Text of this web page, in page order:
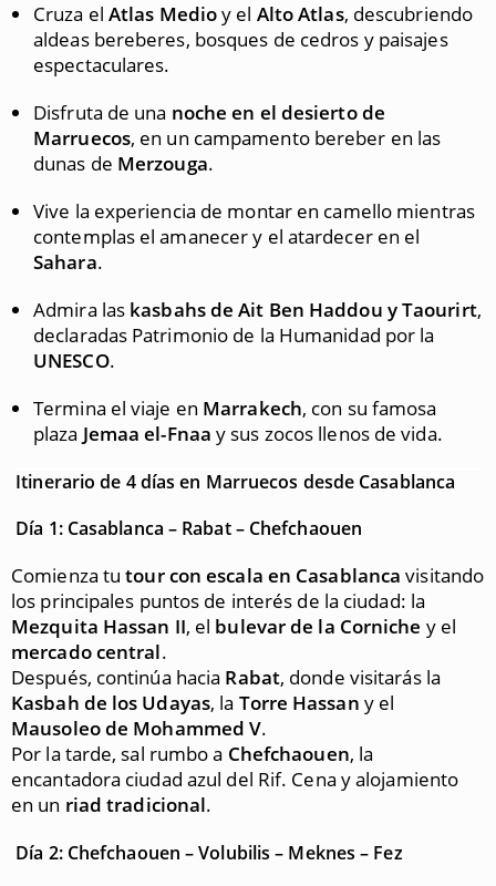
Cruza el Atlas Medioy el Alto Atlas, descubriendo
aldeas bereberes, bosques de cedros y paisajes
espectaculares.
Disfruta de una noche en el desierto de
Marruecos, en un campamento bereber en las
dunas de Merzouga.
Vive la experiencia de montar en camello mientras
contemplas el amanecer y el atardecer en el
Sahara.
Admira las kasbahs de Ait Ben Haddou y Taourirt,
declaradas Patrimonio de la Humanidad por la
UNESCO.
Termina el viaje en Marrakech, con su famosa
plaza Jemaa el-Fnaa y sus zocos llenos de vida.
Itinerario de 4 días en Marruecos desde Casablanca
Día 1: Casablanca – Rabat – Chefchaouen
Comienza tutour con escala en Casablanca visitando
los principales puntos de interés de la ciudad: la
Mezquita Hassan II, el bulevar de la Corniche y el
mercado central.
Después, continúa hacia Rabat, donde visitarás la
Kasbah de los Udayas, la Torre Hassan y el
Mausoleo de Mohammed V.
Por la tarde, sal rumbo a Chefchaouen, la
encantadora ciudad azul del Rif. Cena y alojamiento
en un riad tradicional.
Día 2: Chefchaouen – Volubilis – Meknes – Fez